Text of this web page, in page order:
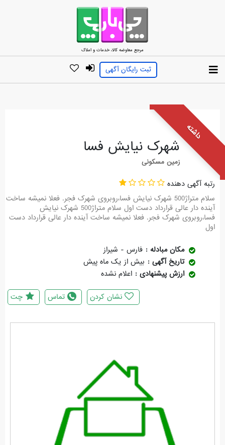
مرجع معاوضه کالا، خدمات و املاک
ثبت رایگان آگهی
داشته
شهرک نیایش فسا
زمین مسکونی
رتبه آگهی دهنده
سلام متراژ500 شهرک نیایش فسا،روبروی شهرک فجر. فعلا نمیشه ساخت
آینده دار عالی قرارداد دست اول سلام متراژ500 شهرک نیایش
فسا،روبروی شهرک فجر. فعلا نمیشه ساخت آینده دار عالی قرارداد دست
اول
مکان مبادله
فارس - شیراز
تاریخ آگهی
بیش از یک ماه پیش
ارزش پیشنهادی
اعلام نشده
چت تماس نشان کردن